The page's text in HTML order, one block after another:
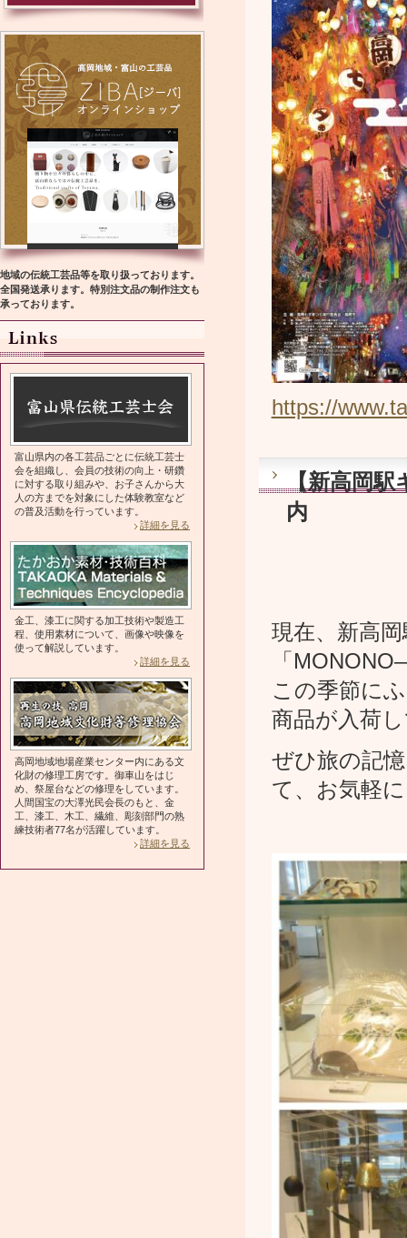
https://
【新高岡
内
現在、新高
「
この季節に
商品が入荷
ぜひ旅の記
て、お気軽
地域の伝統工芸品等を取り扱っております。
全国発送承ります。特別注文品の制作注文も
承っております。
富山県内の各工芸品ごとに伝統工芸士
会を組織し、会員の技術の向上・研鑽
に対する取り組みや、お子さんから大
人の方までを対象にした体験教室など
の普及活動を行っています。
詳細を見る
金工、漆工に関する加工技術や製造工
程、使用素材について、画像や映像を
使って解説しています。
詳細を見る
高岡地域地場産業センター内にある文
化財の修理工房です。御車山をはじ
め、祭屋台などの修理をしています。
人間国宝の大澤光民会長のもと、金
工、漆工、木工、繊維、彫刻部門の熟
練技術者77名が活躍しています。
詳細を見る